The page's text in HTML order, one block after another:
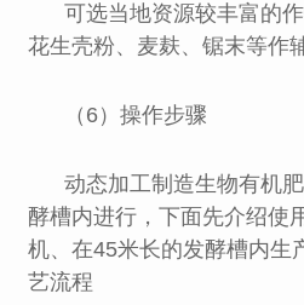
可选当地资源较丰富的
花生壳粉、麦麸、锯末等作
（6）操作步骤
动态加工制造生物有机
酵槽内进行，下面先介绍使
机、在45米长的发酵槽内生
艺流程